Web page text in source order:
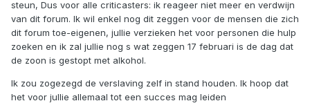
steun, Dus voor alle criticasters: ik reageer niet meer en verdwijn
van dit forum. Ik wil enkel nog dit zeggen voor de mensen die zich
dit forum toe-eigenen, jullie verzieken het voor personen die hulp
zoeken en ik zal jullie nog s wat zeggen 17 februari is de dag dat
de zoon is gestopt met alkohol.
Ik zou zogezegd de verslaving zelf in stand houden. Ik hoop dat
het voor jullie allemaal tot een succes mag leiden